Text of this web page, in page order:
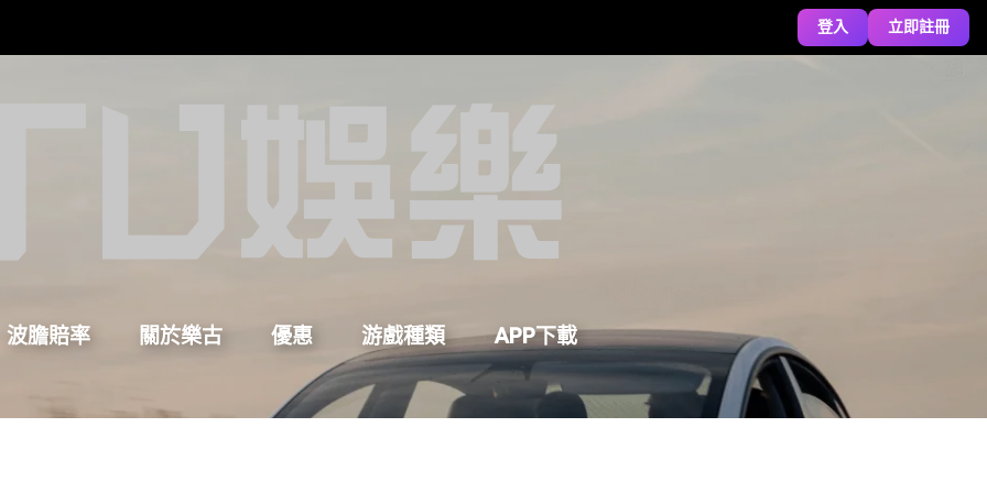
登入 立即註冊
波膽賠率 關於樂古 優惠 游戲種類 APP下載